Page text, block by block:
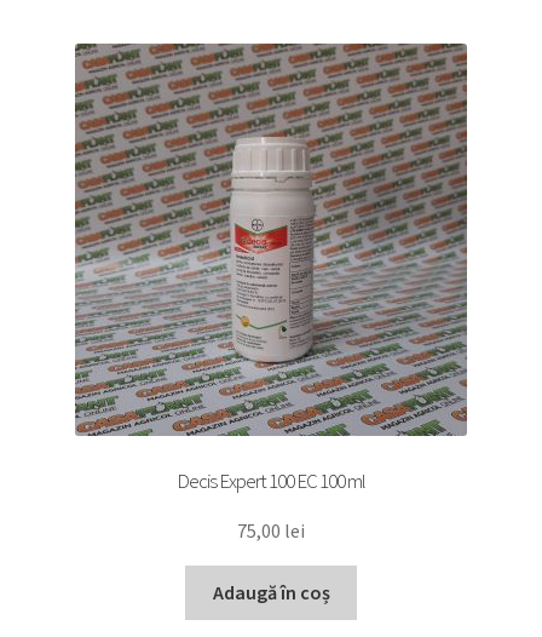
Decis Expert 100 EC 100 ml
75,00 lei
Adaugă în coș